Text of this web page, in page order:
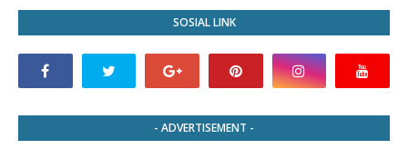
SOSIAL LINK
- ADVERTISEMENT -